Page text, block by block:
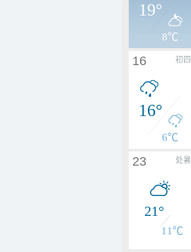
19°
8℃
初四
16
16°
6℃
处暑
23
21°
11℃